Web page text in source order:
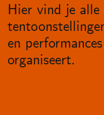
Hier vind je alle
en
organiseert.